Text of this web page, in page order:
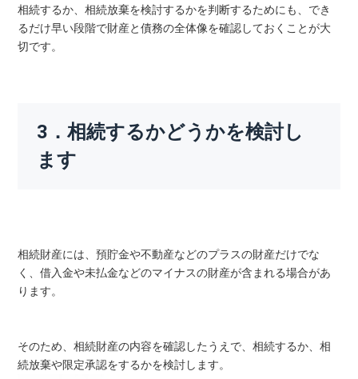
相続するか、相続放棄を検討するかを判断するためにも、でき
るだけ早い段階で財産と債務の全体像を確認しておくことが大
切です。
3．相続するかどうかを検討し
ます
相続財産には、預貯金や不動産などのプラスの財産だけでな
く、借入金や未払金などのマイナスの財産が含まれる場合があ
ります。
そのため、相続財産の内容を確認したうえで、相続するか、相
続放棄や限定承認をするかを検討します。